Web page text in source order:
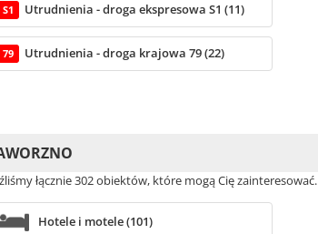
S1 Utrudnienia - droga ekspresowa S1 (11)
79 Utrudnienia - droga krajowa 79 (22)
łącznie 302 obiektów, które mogą Cię zainteresować.
Hotele i motele (101)